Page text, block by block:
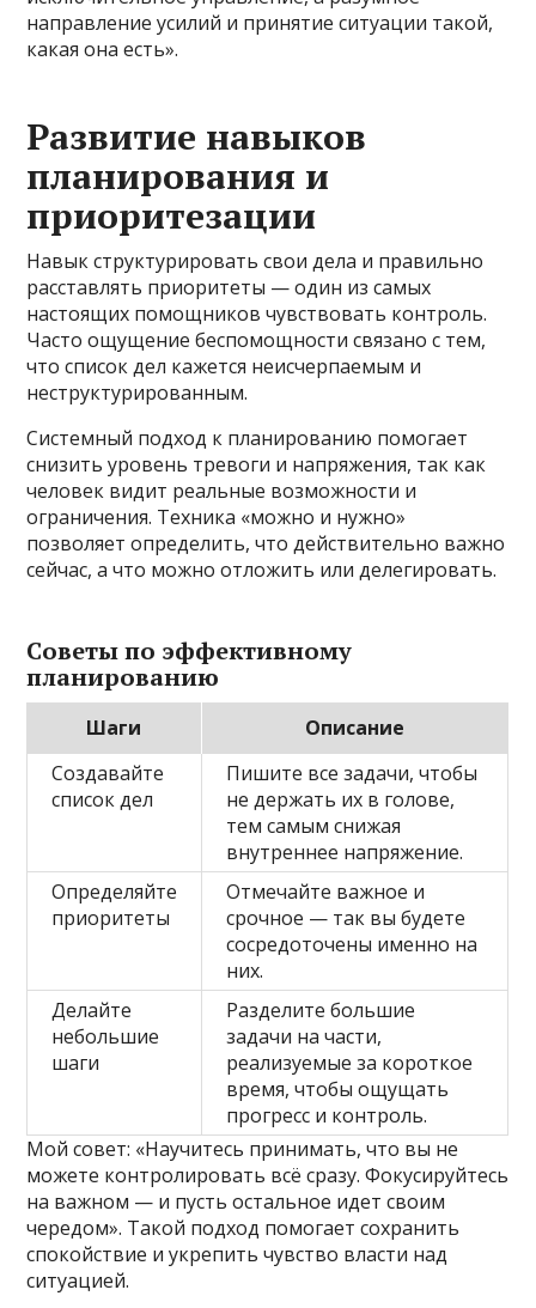
направление усилий и принятие ситуации такой,
какая она есть».
Развитие навыков
планирования и
приоритезации
Навык структурировать свои дела и правильно
расставлять приоритеты — один из самых
настоящих помощников чувствовать контроль.
Часто ощущение беспомощности связано с тем,
что список дел кажется неисчерпаемым и
неструктурированным.
Системный подход к планированию помогает
снизить уровень тревоги и напряжения, так как
человек видит реальные возможности и
ограничения. Техника «можно и нужно»
позволяет определить, что действительно важно
сейчас, а что можно отложить или делегировать.
Советы по эффективному
планированию
Шаги
Описание
Создавайте
список дел
Пишите все задачи, чтобы
не держать их в голове,
тем самым снижая
внутреннее напряжение.
Определяйте
приоритеты
Отмечайте важное и
срочное — так вы будете
сосредоточены именно на
них.
Делайте
небольшие
шаги
Разделите большие
задачи на части,
реализуемые за короткое
время, чтобы ощущать
прогресс и контроль.
Мой совет: «Научитесь принимать, что вы не
можете контролировать всё сразу. Фокусируйтесь
на важном — и пусть остальное идет своим
чередом». Такой подход помогает сохранить
спокойствие и укрепить чувство власти над
ситуацией.